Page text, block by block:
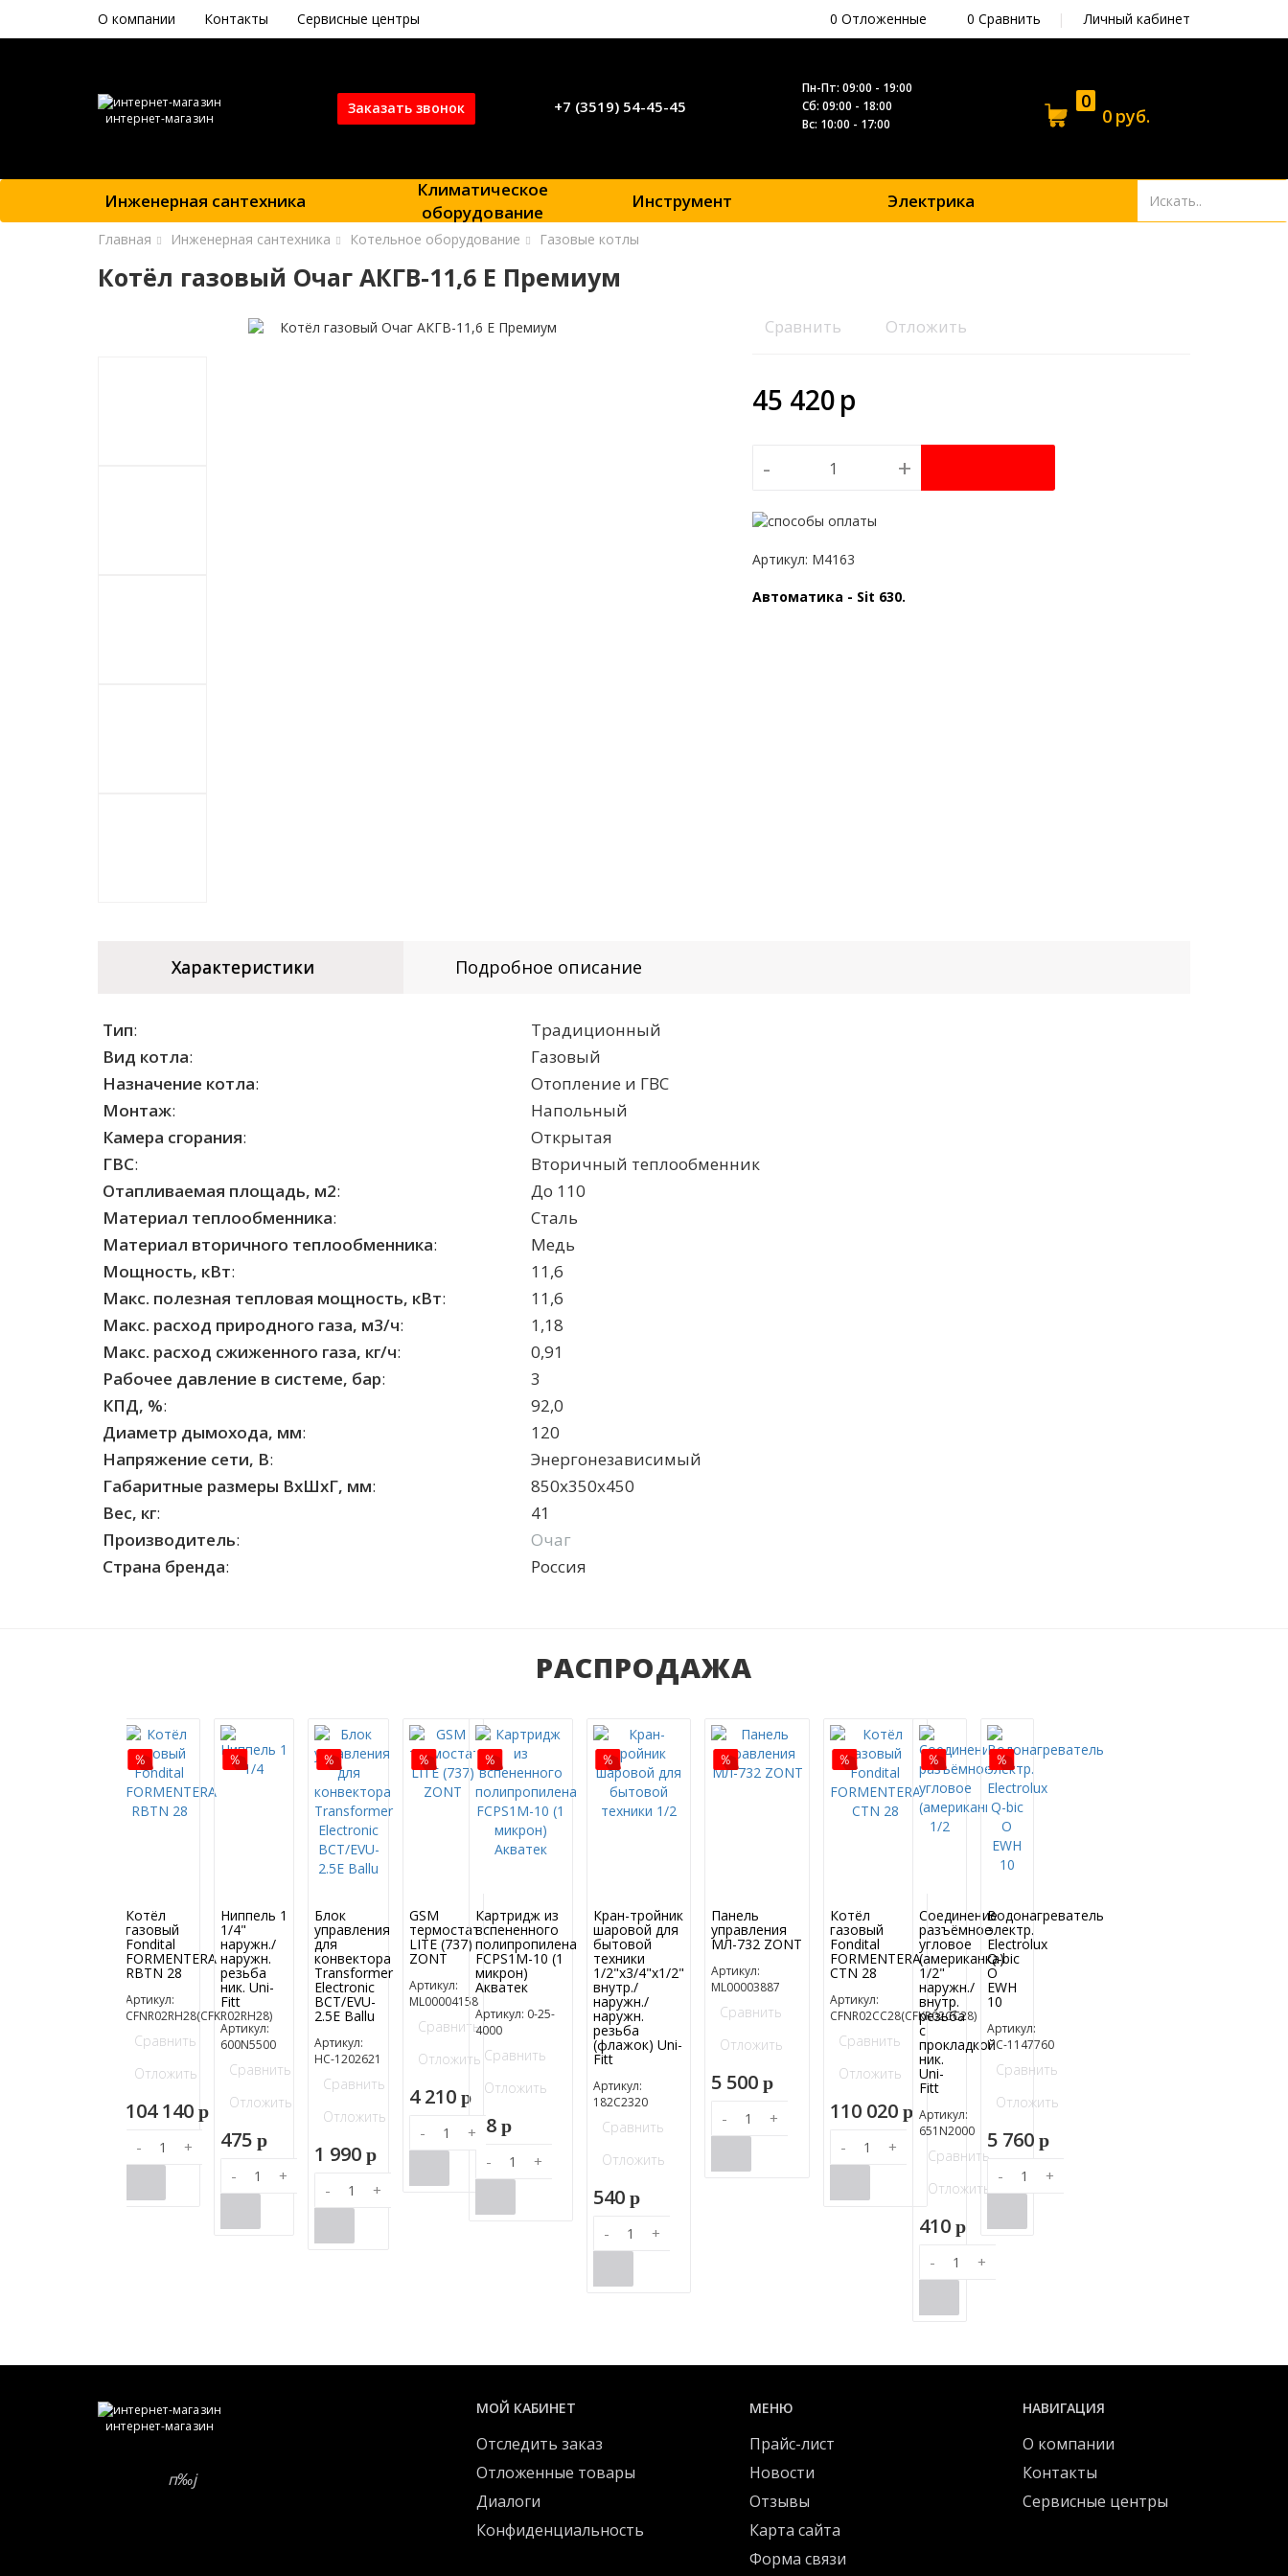
О компании Контакты Сервисные центры 0 Отложенные 0 Сравнить | Личный кабинет
интернет-магазин
Заказать звонок +7 (3519) 54-45-45
Пн-Пт: 09:00 - 19:00
Сб: 09:00 - 18:00
Вс: 10:00 - 17:00
0
0 руб.
Инженерная сантехника
Климатическое
оборудование
Инструмент Электрика
Главная Инженерная сантехника Котельное оборудование Газовые котлы
Котёл газовый Очаг АКГВ-11,6 Е Премиум
Сравнить Отложить
45 420p
- +
Артикул: M4163
Автоматика - Sit 630.
Характеристики Подробное описание
Тип:
Традиционный
Вид котла:
Газовый
Назначение котла:
Отопление и ГВС
Монтаж:
Напольный
Камера сгорания:
Открытая
ГВС:
Вторичный теплообменник
Отапливаемая площадь, м2:
До 110
Материал теплообменника:
Сталь
Материал вторичного теплообменника:
Медь
Мощность, кВт:
11,6
Макс. полезная тепловая мощность, кВт:
11,6
Макс. расход природного газа, м3/ч:
1,18
Макс. расход сжиженного газа, кг/ч:
0,91
Рабочее давление в системе, бар:
3
КПД, %:
92,0
Диаметр дымохода, мм:
120
Напряжение сети, В:
Энергонезависимый
Габаритные размеры ВхШхГ, мм:
850х350х450
Вес, кг:
41
Производитель:
Очаг
Страна бренда: Россия
РАСПРОДАЖА
Котёл
газовый
Fondital
FORMENTERA
RBTN 28
Артикул:
CFNR02RH28(CFKR02RH28)
Сравнить
Отложить
104 140p
- +
Ниппель 1
1/4"
наружн./
наружн.
резьба
ник. Uni-
Fitt
Артикул:
600N5500
Сравнить
Отложить
475 p
- +
Блок
управления
для
конвектора
Transformer
Electronic
BCT/EVU-
2.5E Ballu
Артикул:
НС-1202621
Сравнить
Отложить
1 990p
- +
GSM
термостат
LITE (737)
ZONT
Артикул:
ML00004158
Сравнить
Отложить
4 210 p
- +
Картридж из
вспененного
полипропилена
FCPS1M-10 (1
микрон)
Акватек
Артикул: 0-25-
4000
Сравнить
Отложить
58 p
- +
Кран-тройник
шаровой для
бытовой
техники
1/2"х3/4"х1/2"
внутр./
наружн./
наружн.
резьба
(флажок) Uni-
Fitt
Артикул:
182C2320
Сравнить
Отложить
540 p
- +
Панель
управления
МЛ-732 ZONT
Артикул:
ML00003887
Сравнить
Отложить
5 500p
- +
Котёл
газовый
Fondital
FORMENTERA
CTN 28
Артикул:
CFNR02CC28(CFKR02CC28)
Сравнить
Отложить
110 020 p
- +
Соединение
разъёмное
угловое
(американка)
1/2"
наружн./
внутр.
резьба
с
прокладкой
ник.
Uni-
Fitt
Артикул:
651N2000
Сравнить
Отложить
410p
- +
Водонагреватель
электр.
Electrolux
Q-bic
O
EWH
10
Артикул:
НС-1147760
Сравнить
Отложить
5 760 p
- +
интернет-магазин
МОЙ КАБИНЕТ
Отследить заказ
Отложенные товары
Диалоги
Конфиденциальность
МЕНЮ
Прайс-лист
Новости
Отзывы
Карта сайта
Форма связи
НАВИГАЦИЯ
О компании
Контакты
Сервисные центры